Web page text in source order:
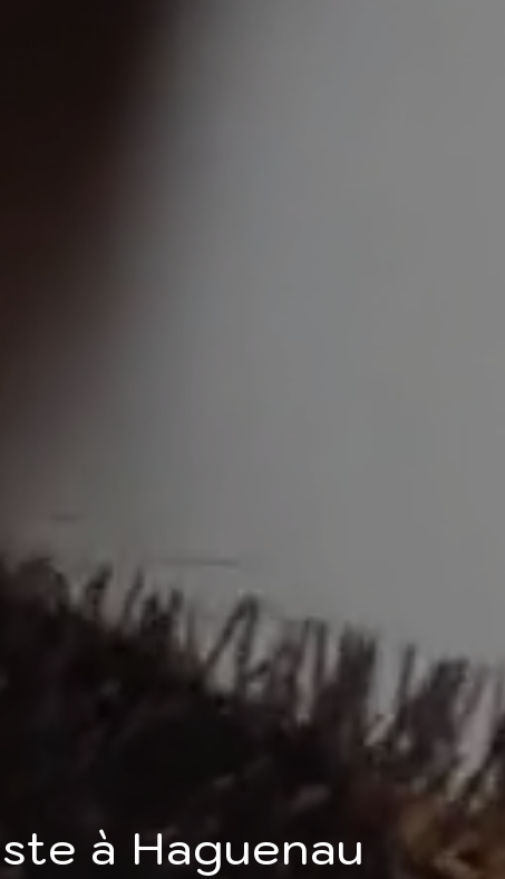
à Haguenau